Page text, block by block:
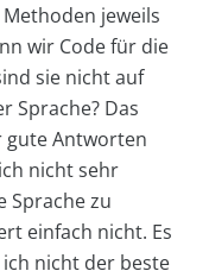
jeweils
wir Code für die
sie nicht auf
Sprache? Das
gute Antworten
nicht sehr
Sprache zu
einfach nicht. Es
nicht der beste